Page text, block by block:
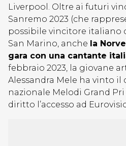
Liverpool. Oltre ai futuri
Sanremo 2023 (che
possibile vincitore italiano
San Marino, anche la
gara con una cantante
febbraio 2023, la giovane
Alessandra Mele ha vinto il
nazionale Melodi Grand
diritto l’accesso ad